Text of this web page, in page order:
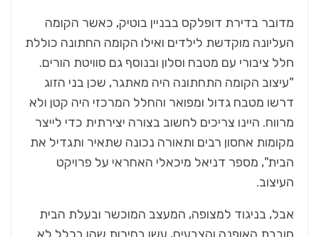
מדובר בדירת דופלקס בבניין בוטיק, כאשר הקומה
העליונה מוקדשת לילדים ואילו הקומה החתונה כוללת
חלל ציבורי עם מטבח וסלון ובנוסף גם סוויטת הורים.
"עיצוב הקומה התחתונה היה מאתגר, שכן בני הזוג
דרשו מטבח גדול ומפואר והחלל המרכזי היה קטן ולא
מרווח. היינו צריכים לחשוב בצורה יצירתית כדי לייצר
מקומות אחסון רבים ותאורה נכונה שתאיר ותגדיל את
הבית", מספר דניאל מיכאלי האחראי על פרויקט
העיצוב.
אבל, בניגוד למצופה, המעצב המוכשר ובעלת הבית